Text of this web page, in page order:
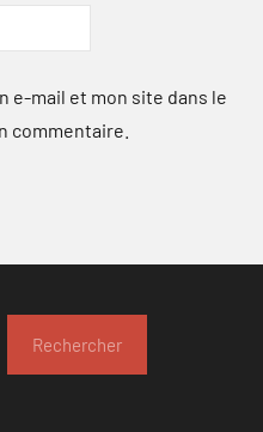
e-mail et mon site dans le
commentaire.
Rechercher